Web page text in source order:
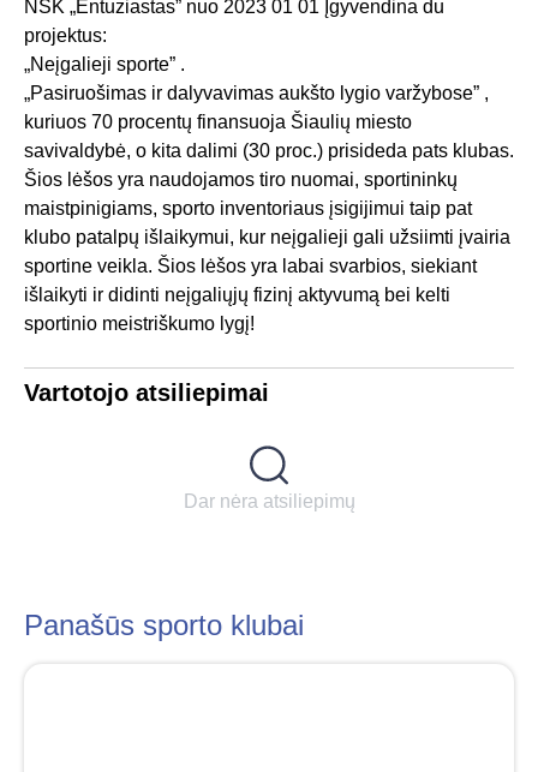
NSK „Entuziastas” nuo 2023 01 01 Įgyvendina du
projektus:
„Neįgalieji sporte” .
„Pasiruošimas ir dalyvavimas aukšto lygio varžybose” ,
kuriuos 70 procentų finansuoja Šiaulių miesto
savivaldybė, o kita dalimi (30 proc.) prisideda pats klubas.
Šios lėšos yra naudojamos tiro nuomai, sportininkų
maistpinigiams, sporto inventoriaus įsigijimui taip pat
klubo patalpų išlaikymui, kur neįgalieji gali užsiimti įvairia
sportine veikla. Šios lėšos yra labai svarbios, siekiant
išlaikyti ir didinti neįgaliųjų fizinį aktyvumą bei kelti
sportinio meistriškumo lygį!
Vartotojo atsiliepimai
Dar nėra atsiliepimų
Panašūs sporto klubai